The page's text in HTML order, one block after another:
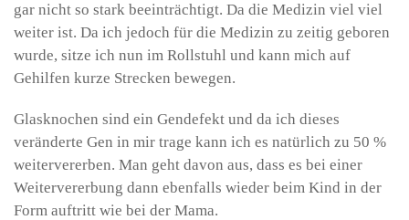
gar nicht so stark beeinträchtigt. Da die Medizin viel viel
weiter ist. Da ich jedoch für die Medizin zu zeitig geboren
wurde, sitze ich nun im Rollstuhl und kann mich auf
Gehilfen kurze Strecken bewegen.
Glasknochen sind ein Gendefekt und da ich dieses
veränderte Gen in mir trage kann ich es natürlich zu 50 %
weitervererben. Man geht davon aus, dass es bei einer
Weitervererbung dann ebenfalls wieder beim Kind in der
Form auftritt wie bei der Mama.